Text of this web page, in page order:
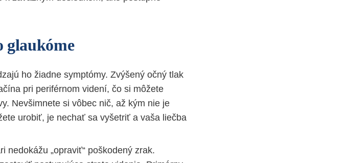
glaukóme
ho žiadne symptómy. Zvýšený očný tlak
pri periférnom videní, čo si môžete
Nevšimnete si vôbec nič, až kým nie je
urobiť, je nechať sa vyšetriť a vaša liečba
nedokážu „opraviť“ poškodený zrak.